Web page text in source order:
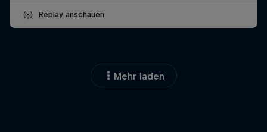
Replay anschauen
Mehr laden